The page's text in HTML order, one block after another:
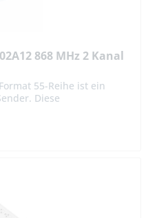
868 MHz 2 Kanal
55-Reihe ist ein
Diese